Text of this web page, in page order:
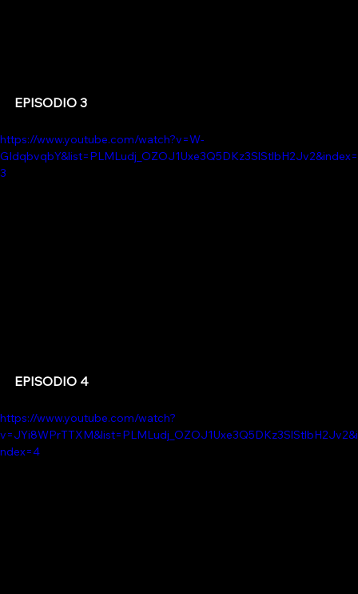
EPISODIO 3
https://www.youtube.com/watch?v=W-
GIdqbvqbY&list=PLMLudj_OZOJ1Uxe3Q5DKz3SlStlbH2Jv2&index=
3
EPISODIO 4
https://www.youtube.com/watch?
v=JYi8WPrTTXM&list=PLMLudj_OZOJ1Uxe3Q5DKz3SlStlbH2Jv2&i
ndex=4